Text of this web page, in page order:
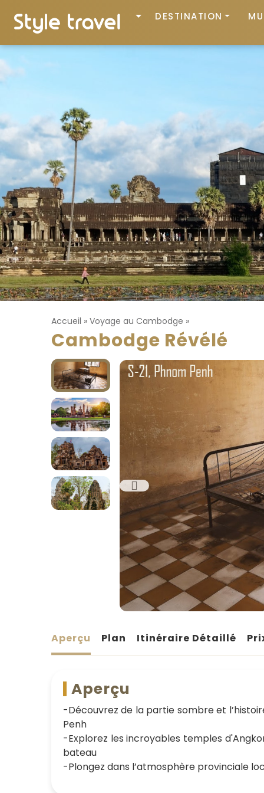
DESTINATION
Accueil » Voyage au Cambodge »
Cambodge Révélé
Aperçu Plan Itinéraire Détaillé
Aperçu
-Découvrez de la partie sombre et
Penh
-Explorez les incroyables temples
bateau
-Plongez dans l’atmosphère provinciale